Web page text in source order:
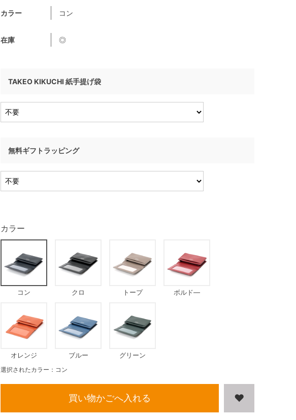
カラー コン
在庫 ◎
TAKEO KIKUCHI 紙手提げ袋
無料ギフトラッピング
カラー
コン クロ トープ ボルド―
オレンジ ブルー グリーン
選択されたカラー：コン
買い物かごへ入れる